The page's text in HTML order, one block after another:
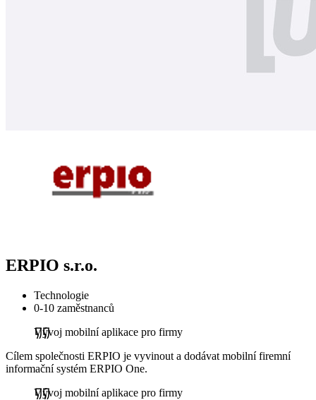
ERPIO s.r.o.
Technologie
0-10 zaměstnanců
Vývoj mobilní aplikace pro firmy
Cílem společnosti ERPIO je vyvinout a dodávat mobilní firemní
informační systém ERPIO One.
Vývoj mobilní aplikace pro firmy